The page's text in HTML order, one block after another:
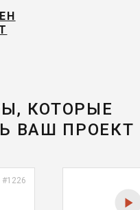
КОТОРЫЕ
ВАШ ПРОЕКТ
#1226